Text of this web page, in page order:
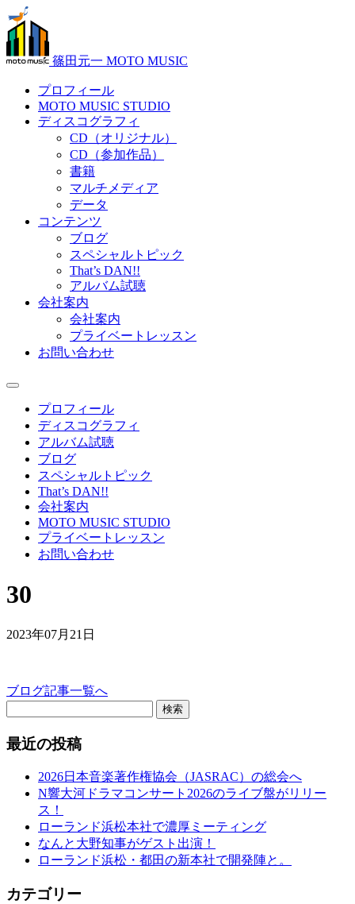
篠田元一 MOTO MUSIC
プロフィール
MOTO MUSIC STUDIO
ディスコグラフィ
CD（オリジナル）
CD（参加作品）
書籍
マルチメディア
データ
コンテンツ
ブログ
スペシャルトピック
That’s DAN!!
アルバム試聴
会社案内
会社案内
プライベートレッスン
お問い合わせ
プロフィール
ディスコグラフィ
アルバム試聴
ブログ
スペシャルトピック
That’s DAN!!
会社案内
MOTO MUSIC STUDIO
プライベートレッスン
お問い合わせ
30
2023年07月21日
ブログ記事一覧へ
検索
最近の投稿
2026日本音楽著作権協会（JASRAC）の総会へ
N響大河ドラマコンサート2026のライブ盤がリリー
ス！
ローランド浜松本社で濃厚ミーティング
なんと大野知事がゲスト出演！
ローランド浜松・都田の新本社で開発陣と。
カテゴリー